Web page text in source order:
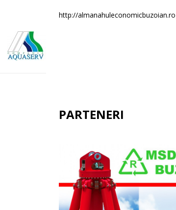
http://almanahuleconomicbuzoian.ro
PARTENERI